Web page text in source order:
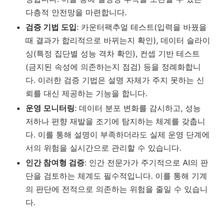
다층적 안전망을 마련합니다.
검증 기법 도입: 카운터팩추얼 테스트(입력을 바꿨을
때 결과가 합리적으로 바뀌는지 확인), 데이터 슬라이
싱(특정 집단별 성능 격차 확인), 컨셉 기반 테스트
(금지된 속성에 의존하는지 점검) 등을 정례화합니
다. 이러한 검증 기법은 설명 자체가 주지 못하는 신
뢰를 대신 제공하는 기능을 합니다.
운영 모니터링: 데이터 분포 변화를 감시하고, 성능
저하나 편향 재발을 조기에 탐지하는 체계를 갖춥니
다. 이를 통해 설명이 부족하더라도 실제 운영 단계에
서의 위험을 실시간으로 관리할 수 있습니다.
인간 참여형 검증: 인간 전문가가 주기적으로 AI의 판
단을 검토하는 체계도 필수적입니다. 이를 통해 기계
의 판단에 전적으로 의존하는 위험을 줄일 수 있습니
다.